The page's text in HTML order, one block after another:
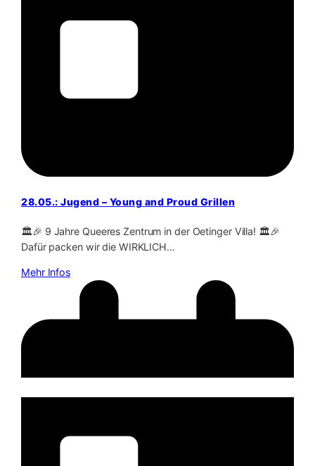
28.05.: Jugend – Young and Proud Grillen
🏛️🎉 9 Jahre Queeres Zentrum in der Oetinger Villa! 🏛️🎉
Dafür packen wir die WIRKLICH…
Mehr Infos